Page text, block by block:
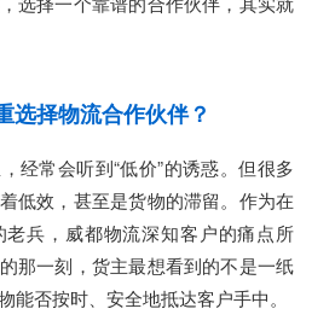
选择物流合作伙伴？
经常会听到“低价”的诱惑。但很多
低效，甚至是货物的滞留。作为在
兵，威都物流深知客户的痛点所
那一刻，货主最想看到的不是一纸
能否按时、安全地抵达客户手中。